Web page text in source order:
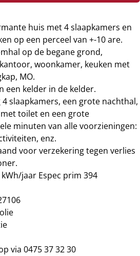
huis met 4 slaapkamers en
op een perceel van +-10 are.
op de begane grond,
woonkamer, keuken met
MO.
een kelder in de kelder.
slaapkamers, een grote nachthal,
toilet en een grote
minuten van alle voorzieningen:
enz.
voor verzekering tegen verlies
kWh/jaar Espec prim 394
olie
via 0475 37 32 30